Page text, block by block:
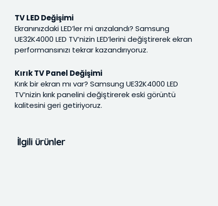
TV LED Değişimi
Ekranınızdaki LED’ler mi arızalandı? Samsung
UE32K4000 LED TV’nizin LED’lerini değiştirerek ekran
performansınızı tekrar kazandırıyoruz.
Kırık TV Panel Değişimi
Kırık bir ekran mı var? Samsung UE32K4000 LED
TV’nizin kırık panelini değiştirerek eski görüntü
kalitesini geri getiriyoruz.
İlgili ürünler